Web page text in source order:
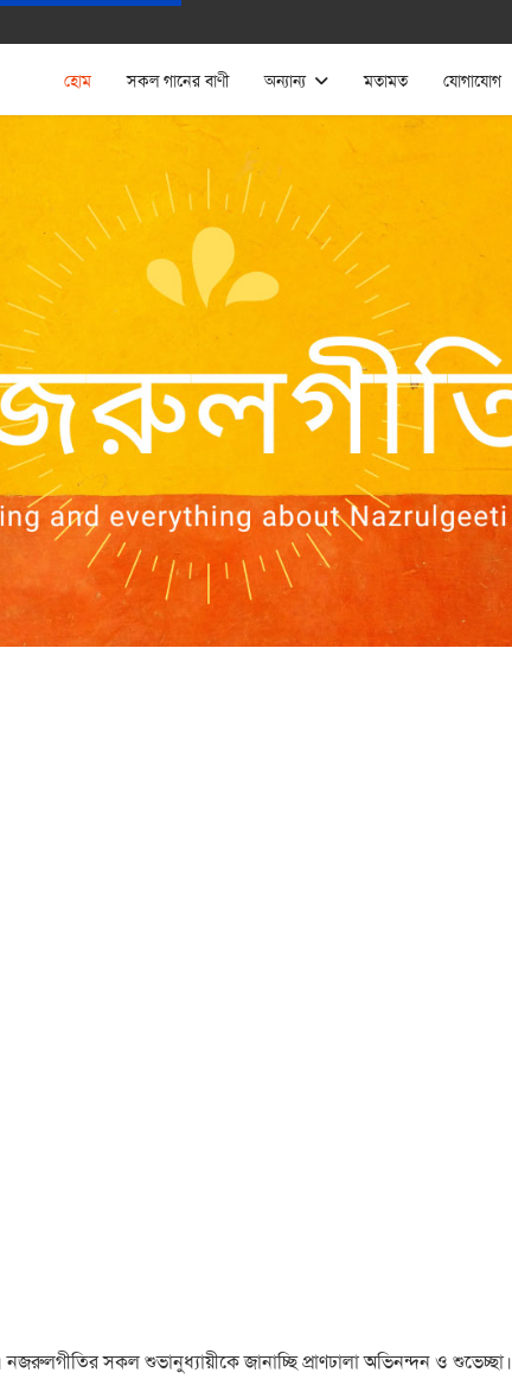
হোম সকল গানের বাণী অন্যান্য মতামত যোগাযোগ
নজরুলগীতির সকল শুভানুধ্যায়ীকে জানাচ্ছি প্রাণঢালা অভিনন্দন ও শুভেচ্ছা।